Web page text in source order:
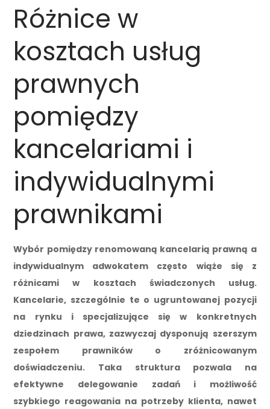
Różnice w
kosztach usług
prawnych
pomiędzy
kancelariami i
indywidualnymi
prawnikami
Wybór pomiędzy renomowaną kancelarią prawną a
indywidualnym adwokatem często wiąże się z
różnicami w kosztach świadczonych usług.
Kancelarie, szczególnie te o ugruntowanej pozycji
na rynku i specjalizujące się w konkretnych
dziedzinach prawa, zazwyczaj dysponują szerszym
zespołem prawników o zróżnicowanym
doświadczeniu. Taka struktura pozwala na
efektywne delegowanie zadań i możliwość
szybkiego reagowania na potrzeby klienta, nawet